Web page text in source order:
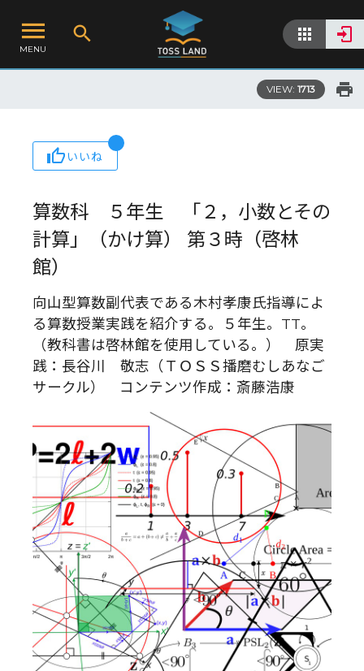
MENU
VIEW: 1713
いいね
算数科 ５年生 「２，小数とその
計算」（かけ算） 第３時（啓林
館）
向山型算数副代表である木村孝康氏指導によ
る算数授業実践を紹介する。５年生。TT。
（教科書は啓林館を使用している。） 原実
践：長谷川 敬志（ＴＯＳＳ播磨むしあなご
サークル） コンテンツ作成：斎藤浩康